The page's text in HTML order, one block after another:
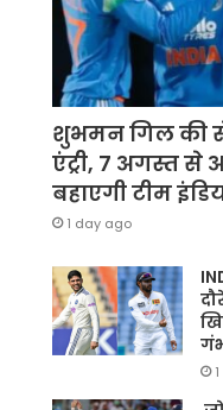
शुभमन गिल की
एंट्री, 7 अगस्त से
बहाएगी टीम
1 day ago